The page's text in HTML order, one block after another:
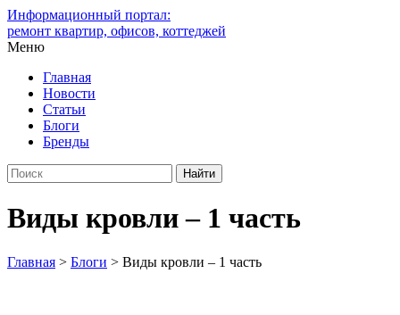
Информационный портал:
ремонт квартир, офисов, коттеджей
Меню
Главная
Новости
Статьи
Блоги
Бренды
Виды кровли – 1 часть
Главная > Блоги > Виды кровли – 1 часть